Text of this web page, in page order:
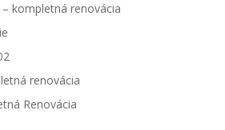
kompletná renovácia
renovácia
Renovácia